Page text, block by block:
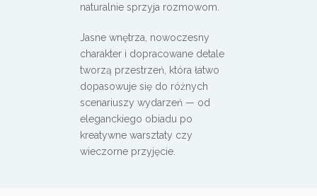
naturalnie sprzyja rozmowom.
Jasne wnętrza, nowoczesny
charakter i dopracowane detale
tworzą przestrzeń, która łatwo
dopasowuje się do różnych
scenariuszy wydarzeń — od
eleganckiego obiadu po
kreatywne warsztaty czy
wieczorne przyjęcie.